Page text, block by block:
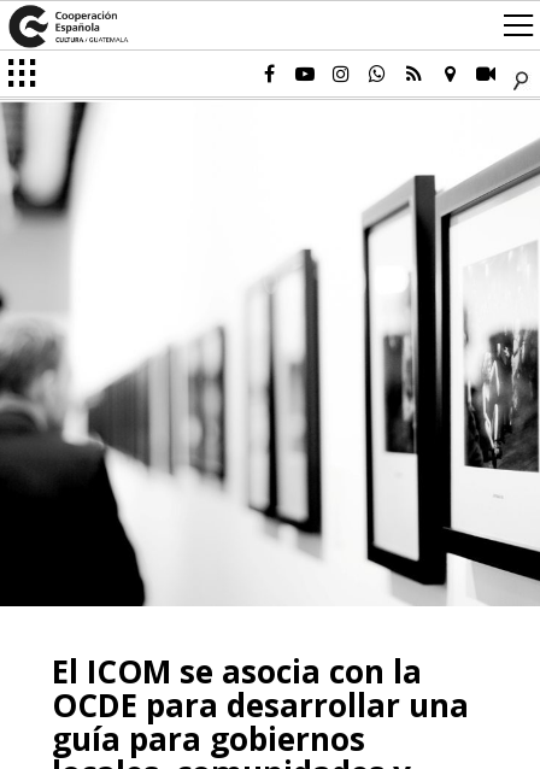
El ICOM se asocia con la
OCDE para desarrollar una
guía para gobiernos